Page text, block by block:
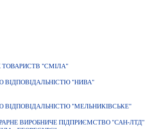
ТОВАРИСТВ "СМIЛА"
"НИВА"
ВIДПОВIДАЛЬНIСТЮ "МЕЛЬНИКIВСЬКЕ"
ВИРОБНИЧЕ ПIДПРИЄМСТВО "САН-ЛТД"